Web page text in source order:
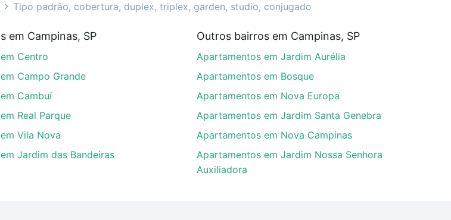
à venda em Bosque, Campinas, SP que custam a partir de R$ 0 e com nossas opções de
Se ainda tem alguma dúvida dos custos envolvidos no processo de compra, veja em nosso
o imóvel dos seus sonhos com segurança e conforto. Loft, com você até as chaves.
Tipo padrão, cobertura, duplex, triplex, garden, studio, conjugado
em Campinas, SP
Centro
Campo Grande
Cambuí
Real Parque
Vila Nova
Jardim das Bandeiras
Outros bairros em Campinas, SP
Apartamentos em Jardim Aurélia
Apartamentos em Bosque
Apartamentos em Nova Europa
Apartamentos em Jardim Santa Genebra
Apartamentos em Nova Campinas
Apartamentos em Jardim Nossa Senhora
Auxiliadora